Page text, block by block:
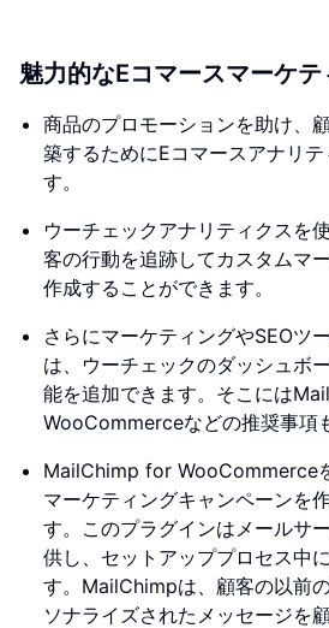
魅力的なEコマースマーケ
商品のプロモーションを助け、
築するためにEコマースアナリ
す。
ウーチェックアナリティクスを
客の行動を追跡してカスタムマ
作成することができます。
さらにマーケティングやSEOツ
は、ウーチェックのダッシュボ
能を追加できます。そこには
WooCommerceなどの推奨事項
MailChimp for WooCommerce
マーケティングキャンペーンを
す。このプラグインはメールサ
供し、セットアッププロセス中
す。MailChimpは、顧客の以前
ソナライズされたメッセージを